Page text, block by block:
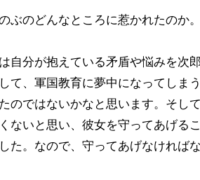
ぶのどんなところに惹かれたのか
は自分が抱えている矛盾や悩みを次
て、軍国教育に夢中になってしま
のではないかなと思います。そし
ないと思い、彼女を守ってあげる
た。なので、守ってあげなければ